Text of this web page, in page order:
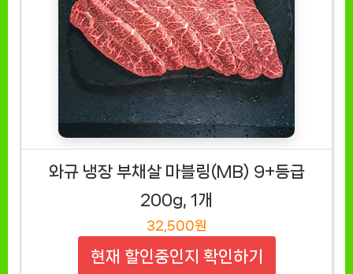
와규 냉장 부채살 마블링(MB) 9+등급
200g, 1개
32,500원
현재 할인중인지 확인하기